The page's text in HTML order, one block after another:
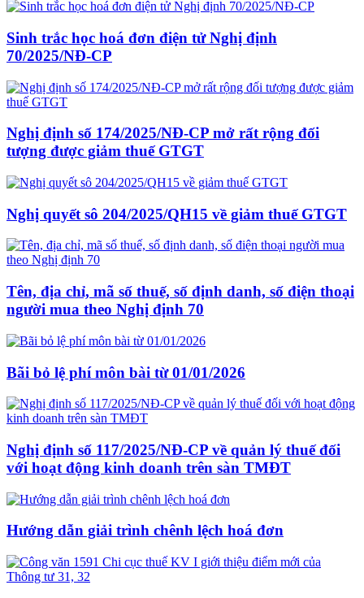
Sinh trắc học hoá đơn điện tử Nghị định
70/2025/NĐ-CP
Nghị định số 174/2025/NĐ-CP mở rất rộng đối
tượng được giảm thuế GTGT
Nghị quyết sô 204/2025/QH15 về giảm thuế GTGT
Tên, địa chỉ, mã số thuế, số định danh, số điện thoại
người mua theo Nghị định 70
Bãi bỏ lệ phí môn bài từ 01/01/2026
Nghị định số 117/2025/NĐ-CP về quản lý thuế đối
với hoạt động kinh doanh trên sàn TMĐT
Hướng dẫn giải trình chênh lệch hoá đơn